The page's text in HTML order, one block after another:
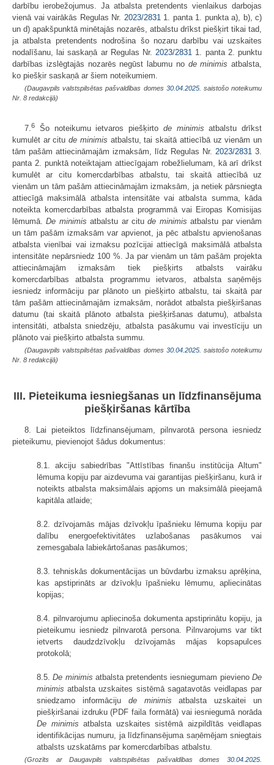
darbību ierobežojumus. Ja atbalsta pretendents vienlaikus darbojas
vienā vai vairākās Regulas Nr. 2023/28311. panta 1. punkta a), b), c)
un d) apakšpunktā minētajās nozarēs, atbalstu drīkst piešķirt tikai tad,
ja atbalsta pretendents nodrošina šo nozaru darbību vai uzskaites
nodalīšanu, lai saskaņā ar Regulas Nr.2023/2831 1. panta 2. punktu
darbības izslēgtajās nozarēs negūst labumu no de minimis atbalsta,
ko piešķir saskaņā ar šiem noteikumiem.
(Daugavpils valstspilsētas pašvaldības domes 30.04.2025. saistošo noteikumu
Nr. 8 redakcijā)
7.6 Šo noteikumu ietvaros piešķirto de minimis atbalstu drīkst
kumulēt ar citude minimis atbalstu, tai skaitā attiecībā uz vienām un
tām pašām attiecināmajām izmaksām, līdz Regulas Nr. 2023/2831 3.
panta 2. punktā noteiktajam attiecīgajam robežlielumam, kā arī drīkst
kumulēt ar citu komercdarbības atbalstu, tai skaitā attiecībā uz
vienām un tām pašām attiecināmajām izmaksām, ja netiek pārsniegta
attiecīgā maksimālā atbalsta intensitāte vai atbalsta summa, kāda
noteikta komercdarbības atbalsta programmā vai Eiropas Komisijas
lēmumā.De minimis atbalstu ar citude minimis atbalstu par vienām
un tām pašām izmaksām var apvienot, ja pēc atbalstu apvienošanas
atbalsta vienībai vai izmaksu pozīcijai attiecīgā maksimālā atbalsta
intensitāte nepārsniedz 100 %. Ja par vienām un tām pašām projekta
attiecināmajām izmaksām tiek piešķirts atbalsts vairāku
komercdarbības atbalsta programmu ietvaros, atbalsta saņēmējs
iesniedz informāciju par plānoto un piešķirto atbalstu, tai skaitā par
tām pašām attiecināmajām izmaksām, norādot atbalsta piešķiršanas
datumu (tai skaitā plānoto atbalsta piešķiršanas datumu), atbalsta
intensitāti, atbalsta sniedzēju, atbalsta pasākumu vai investīciju un
plānoto vai piešķirto atbalsta summu.
(Daugavpils valstspilsētas pašvaldības domes 30.04.2025. saistošo noteikumu
Nr. 8 redakcijā)
III. Pieteikuma iesniegšanas un līdzfinansējuma
piešķiršanas kārtība
8. Lai pieteiktos līdzfinansējumam, pilnvarotā persona iesniedz
pieteikumu, pievienojot šādus dokumentus:
8.1. akciju sabiedrības "Attīstības finanšu institūcija Altum"
lēmuma kopiju par aizdevuma vai garantijas piešķiršanu, kurā ir
noteikts atbalsta maksimālais apjoms un maksimālā pieejamā
kapitāla atlaide;
8.2. dzīvojamās mājas dzīvokļu īpašnieku lēmuma kopiju par
dalību energoefektivitātes uzlabošanas pasākumos vai
zemesgabala labiekārtošanas pasākumos;
8.3. tehniskās dokumentācijas un būvdarbu izmaksu aprēķina,
kas apstiprināts ar dzīvokļu īpašnieku lēmumu, apliecinātas
kopijas;
8.4. pilnvarojumu apliecinoša dokumenta apstiprinātu kopiju, ja
pieteikumu iesniedz pilnvarotā persona. Pilnvarojums var tikt
ietverts daudzdzīvokļu dzīvojamās mājas kopsapulces
protokolā;
8.5.De minimis atbalsta pretendents iesniegumam pievienoDe
minimis atbalsta uzskaites sistēmā sagatavotās veidlapas par
sniedzamo informāciju de minimis atbalsta uzskaitei un
piešķiršanai izdruku (PDF faila formātā) vai iesniegumā norāda
De minimis atbalsta uzskaites sistēmā aizpildītās veidlapas
identifikācijas numuru, ja līdzfinansējuma saņēmējam sniegtais
atbalsts uzskatāms par komercdarbības atbalstu.
(Grozīts ar Daugavpils valstspilsētas pašvaldības domes 30.04.2025.